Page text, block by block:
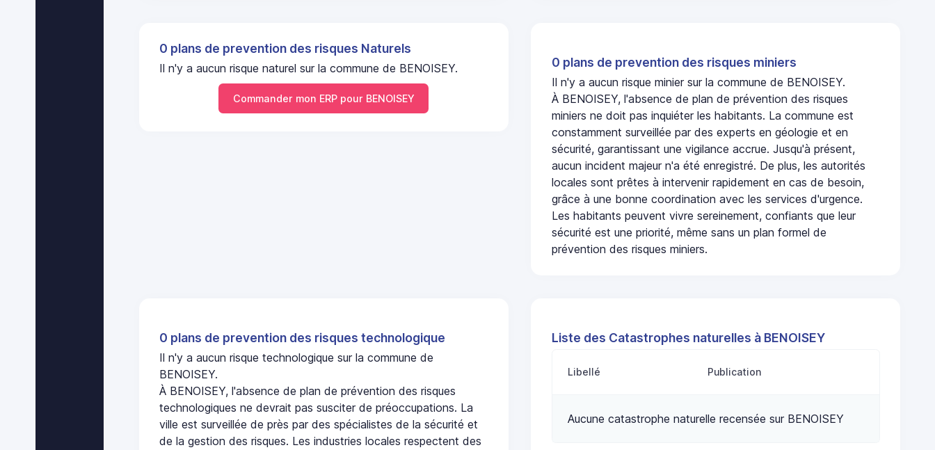
0 plans de prevention des risques Naturels
Il n'y a aucun risque naturel sur la commune de BENOISEY.
Commander mon ERP pour BENOISEY
0 plans de prevention des risques miniers
Il n'y a aucun risque minier sur la commune de BENOISEY.
À BENOISEY, l'absence de plan de prévention des risques
miniers ne doit pas inquiéter les habitants. La commune est
constamment surveillée par des experts en géologie et en
sécurité, garantissant une vigilance accrue. Jusqu'à présent,
aucun incident majeur n'a été enregistré. De plus, les autorités
locales sont prêtes à intervenir rapidement en cas de besoin,
grâce à une bonne coordination avec les services d'urgence.
Les habitants peuvent vivre sereinement, confiants que leur
sécurité est une priorité, même sans un plan formel de
prévention des risques miniers.
0 plans de prevention des risques technologique
Il n'y a aucun risque technologique sur la commune de
BENOISEY.
À BENOISEY, l'absence de plan de prévention des risques
technologiques ne devrait pas susciter de préoccupations. La
ville est surveillée de près par des spécialistes de la sécurité et
de la gestion des risques. Les industries locales respectent des
Liste des Catastrophes naturelles à BENOISEY
Libellé Publication
Aucune catastrophe naturelle recensée sur BENOISEY